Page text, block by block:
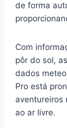
de forma
Com
pôr do sol,
dados
Pro está
aventureiros
ao ar livre.